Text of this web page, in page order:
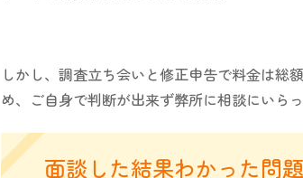
しかし、調査立ち会いと修正申告で料金は総
め、ご自身で判断が出来ず弊所に相談にいら
面談した結果わかった問